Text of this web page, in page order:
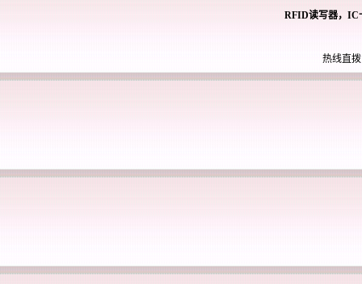
RFID读写器，IC
热线直拨